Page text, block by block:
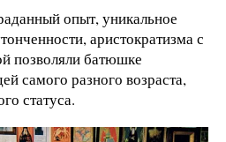
опыт, уникальное
аристократизма с
позволяли батюшке
самого разного возраста,
статуса.